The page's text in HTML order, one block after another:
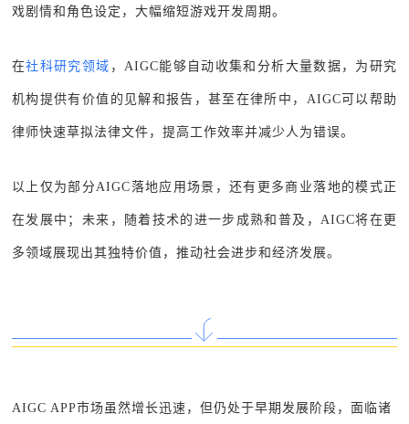
戏剧情和角色设定，大幅缩短游戏开发周期。
在社科研究领域 ，AIGC能够自动收集和分析大量数据，为研究
机构提供有价值的见解和报告，甚至在律所中，AIGC可以帮助
律师快速草拟法律文件，提高工作效率并减少人为错误。
以上仅为部分AIGC落地应用场景，还有更多商业落地的模式正
在发展中；未来，随着技术的进一步成熟和普及，AIGC将在更
多领域展现出其独特价值，推动社会进步和经济发展。
AIGC APP市场虽然增长迅速，但仍处于早期发展阶段，面临诸